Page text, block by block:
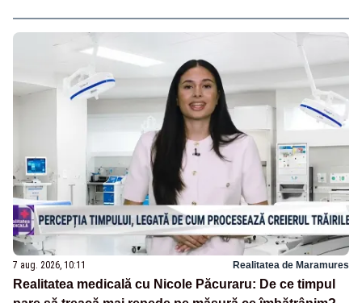
7 aug. 2026, 10:11 Realitatea de Maramures
Realitatea medicală cu Nicole Păcuraru: De ce timpul